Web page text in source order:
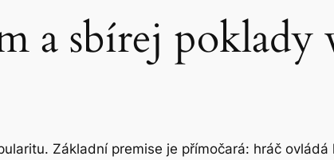
a sbírej poklady
Základní premise je přímočará: hráč ovládá